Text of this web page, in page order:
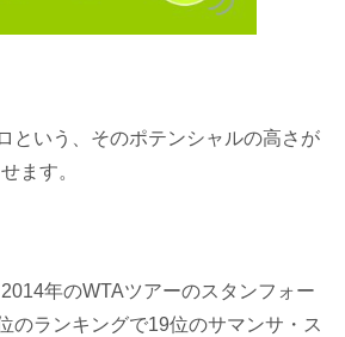
という、そのポテンシャルの高さが
ます。
年のWTAツアーのスタンフォー
のランキングで19位のサマンサ・ス